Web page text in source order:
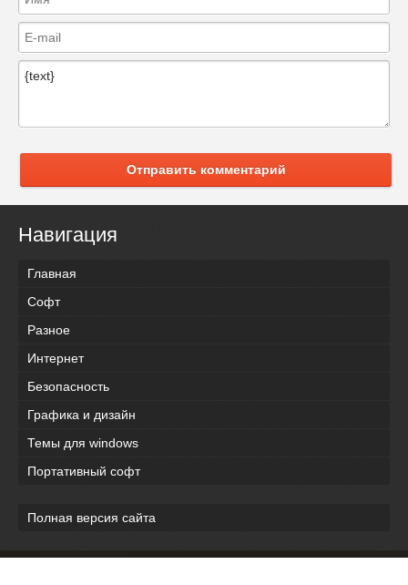
Отправить комментарий
Навигация
Главная
Софт
Разное
Интернет
Безопасность
Графика и дизайн
Темы для windows
Портативный софт
Полная версия сайта